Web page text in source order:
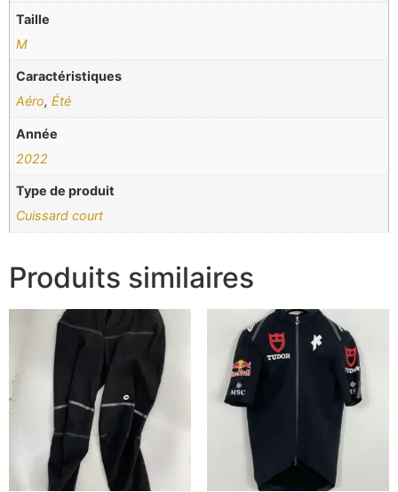
Taille
M
Caractéristiques
Aéro,Été
Année
2022
Type de produit
Cuissard court
Produits similaires